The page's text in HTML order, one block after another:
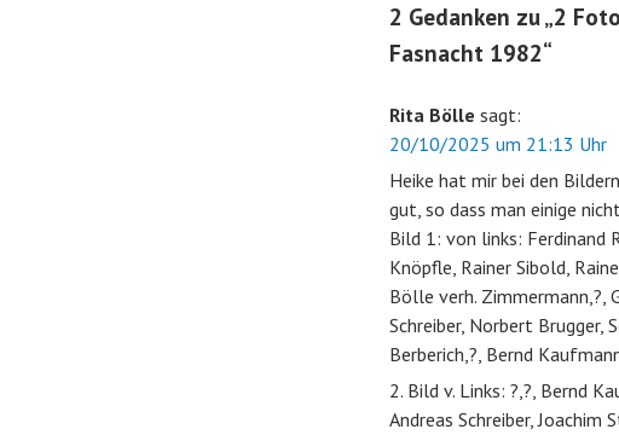
2 Gedanken zu „2
Fasnacht 1982“
Rita Bölle sagt:
20/10/2025 um 21:13 Uhr
Heike hat mir bei den
gut, so dass man einige
Bild 1: von links: Ferdinand
Knöpfle, Rainer Sibold,
Bölle verh. Zimmermann,?,
Schreiber, Norbert Brugger,
Berberich,?, Bernd
2. Bild v. Links: ?,?, Bernd
Andreas Schreiber, Joachim